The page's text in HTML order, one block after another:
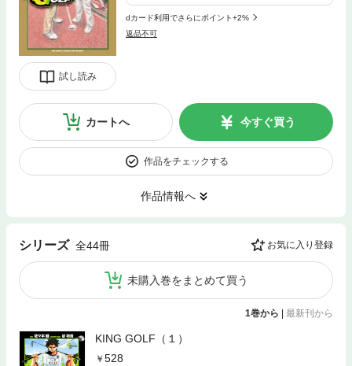
試し読み
dカード利用でさらにポイント+2%
返品不可
カートへ 今すぐ買う
作品をチェックする
作品情報へ
シリーズ 全44冊 お気に入り登録
未購入巻をまとめて買う
1巻から 最新刊から
KING GOLF（１）
528